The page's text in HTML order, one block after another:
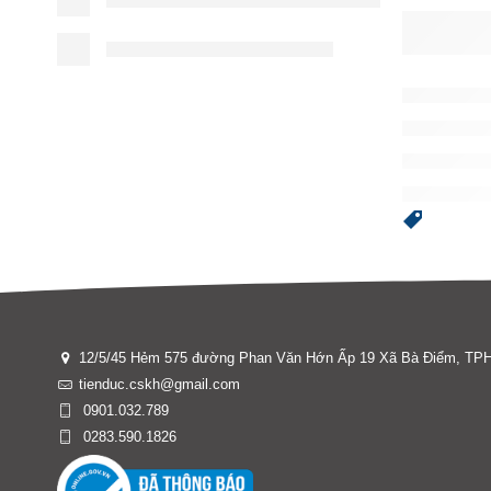
12/5/45 Hẻm 575 đường Phan Văn Hớn Ấp 19 Xã Bà Điểm,
tienduc.cskh@gmail.com
0901.032.789
0283.590.1826